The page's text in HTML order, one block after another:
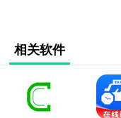
相关软件